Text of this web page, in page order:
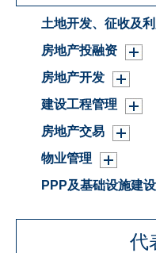
土地开发、征收及利
房地产投融资
房地产开发
建设工程管理
房地产交易
物业管理
PPP及基础设施建设
代